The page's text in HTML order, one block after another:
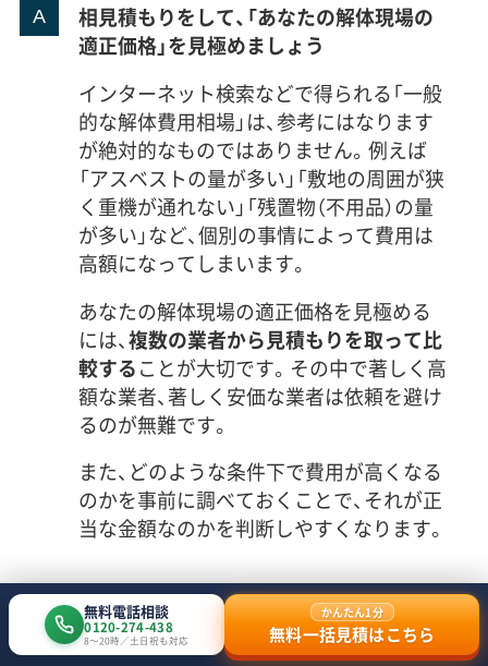
相見積もりをして、「あなたの解体現場の
適正価格」を見極めましょう
インターネット検索などで得られる「一般
的な解体費用相場」は、参考にはなります
が絶対的なものではありません。例えば
「アスベストの量が多い」「敷地の周囲が狭
く重機が通れない」「残置物（不用品）の量
が多い」など、個別の事情によって費用は
高額になってしまいます。
あなたの解体現場の適正価格を見極める
には、複数の業者から見積もりを取って比
較することが大切です。その中で著しく高
額な業者、著しく安価な業者は依頼を避け
るのが無難です。
また、どのような条件下で費用が高くなる
のかを事前に調べておくことで、それが正
当な金額なのかを判断しやすくなります。
スッキリ解体
【完全版】解体費用が高額に
無料電話相談
0120-274-438
8〜20時／土日祝も対応
かんたん1分
無料一括見積はこちら